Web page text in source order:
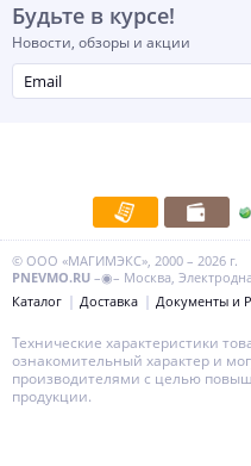
Будьте в курсе!
Новости, обзоры и акции
© ООО «МАГИМЭКС», 2000 – 2026 г.
PNEVMO.RU –◉– Москва,
Каталог
Доставка Документы и
Технические характеристики
ознакомительный характер и
производителями с целью
продукции.